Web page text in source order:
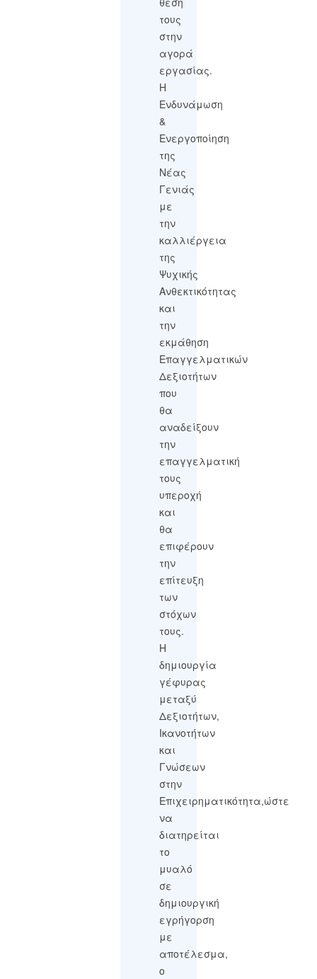
τους
στην
αγορά
εργασίας.
Η
Ενδυνάμωση
&
Ενεργοποίηση
της
Νέας
Γενιάς
με
την
καλλιέργεια
της
Ψυχικής
Ανθεκτικότητας
και
την
εκμάθηση
Επαγγελματικών
Δεξιοτήτων
που
θα
αναδείξουν
την
επαγγελματική
τους
υπεροχή
και
θα
επιφέρουν
την
επίτευξη
των
στόχων
τους.
Η
δημιουργία
γέφυρας
μεταξύ
Δεξιοτήτων,
Ικανοτήτων
και
Γνώσεων
στην
Επιχειρηματικότητα,ώστε
να
διατηρείται
το
μυαλό
σε
δημιουργική
εγρήγορση
με
αποτέλεσμα,
ο